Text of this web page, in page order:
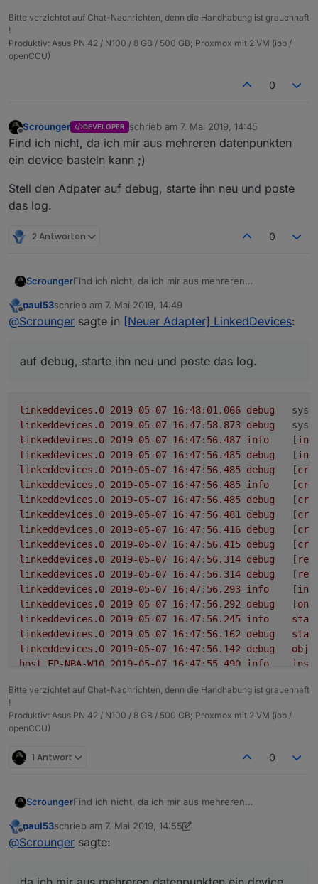
all eure verwendeten Objekte (Datenpunkte)
Euch eine Struktur anzulegen, wie Ihr sie gerne
Objekte die Ihr im vis oder Skripten verwendet,
verlinkten Objekte auf die neue Hardware
anpassen und die Skripte und vis funktionieren
sofort wieder.
Später sollen noch Funktionen wie z.B.
umrechnungen etc. dazu kommen, wie es im
Virtual
Devices Skriptauch möglich ist
Aktuell findet ihr im Repository einen Arbeitsstand
einsetzen, weil ich aktuell daran noch arbeite.
Hier mal ein Beispiel wie eine selbstdefinierte
Bitte verzichtet auf Chat-Nachrichten, denn die Handhabung ist grauenhaft
!
Produktiv: Asus PN 42 / N100 / 8 GB / 500 GB; Proxmox mit 2 VM (iob /
openCCU)
0
Offline
Scrounger DEVELOPER schrieb am 7. Mai 2019, 14:45
zuletzt editiert von
Find ich nicht, da ich mir aus mehreren datenpunkten
ein device basteln kann ;)
Stell den Adpater auf debug, starte ihn neu und poste
das log.
2 Antworten 0
ScroungerFind ich nicht, da ich mir aus mehreren
Stell den Adpater auf debug, starte ihn neu und
poste das log.
Offline
paul53schrieb am 7. Mai 2019, 14:49
zuletzt editiert von
@Scrounger sagte in [Neuer Adapter] LinkedDevices:
auf debug, starte ihn neu und poste das log.
linkeddevices.0 debug
linkeddevices.0
debug
linkeddevices.0
info
	[
linkeddevices.0
debug
	[
linkeddevices.0
debug
	[
linkeddevices.0
info
	[
linkeddevices.0
debug
	[
linkeddevices.0
debug
	[
linkeddevices.0
debug
	[
linkeddevices.0
debug
	[
linkeddevices.0
debug
	[
linkeddevices.0
debug
	[
linkeddevices.0
info
	[
linkeddevices.0
debug
	[
linkeddevices.0
info
linkeddevices.0
debug
linkeddevices.0
debug
host.FP-NBA-W10
info
host.FP-NBA-W10
2019-05-07 16:47:52.933 warn
host.FP-NBA-W10
Bitte verzichtet auf Chat-Nachrichten, denn die Handhabung ist grauenhaft
!
Produktiv: Asus PN 42 / N100 / 8 GB / 500 GB; Proxmox mit 2 VM (iob /
openCCU)
1 Antwort 0
ScroungerFind ich nicht, da ich mir aus mehreren
Stell den Adpater auf debug, starte ihn neu und
poste das log.
Offline
paul53schrieb am 7. Mai 2019, 14:55
zuletzt editiert von paul535. Juli 2019, 16:57
@Scrounger sagte: